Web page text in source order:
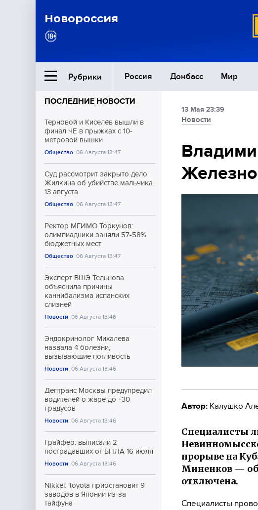
Новороссия
Рубрики Россия Донбасс Мир
Ближний Восток
Общество
Культура
ПОСЛЕДНИЕ НОВОСТИ
Терновой и Киселёв вышли в
финал ЧЕ в прыжках с 10-
метровой вышки
Общество 06 Августа 13:47
Суд рассмотрит закрыто дело
Жилкина об убийстве мальчика
13 августа
Общество 06 Августа 13:47
Ректор МГИМО Торкунов:
олимпиадники заняли 57-58%
бюджетных мест
Общество 06 Августа 13:47
Эксперт ВШЭ Тельнова
объяснила причины
каннибализма испанских
слизней
Новости 06 Августа 13:46
Эндокринолог Михалева
назвала 4 болезни,
вызывающие потливость
Новости 06 Августа 13:46
Дептранс Москвы предупредил
водителей о жаре до +30
градусов
Новости 06 Августа 13:46
Грайфер: выписали 2
пострадавших от БПЛА 16 июля
Новости 06 Августа 13:46
Nikkei: Toyota приостановит 9
заводов в Японии из-за
тайфуна
13 Мая 23:39
Новости
Автор: Калушко
Специалисты
прорыве на
Миненков — об
отключена.
Специалисты